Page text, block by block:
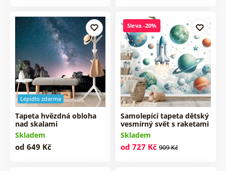
Lepidlo zdarma
Tapeta hvězdná obloha
nad skalami
Skladem
od 649 Kč
Sleva -20%
Samolepící tapeta dětský
vesmírný svět s raketami
Skladem
od 727 Kč 909 Kč